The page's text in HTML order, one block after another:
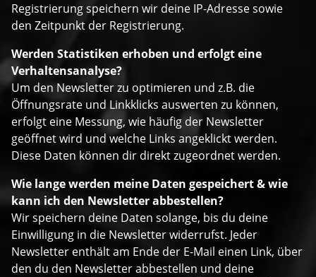
Registrierung speichern wir deine IP-Adresse sowie
den Zeitpunkt der Registrierung.
Werden Statistiken erhoben und erfolgt eine
Verhaltensanalyse?
Um den Newsletter zu optimieren und z.B. die
Öffnungsrate und Linkklicks auswerten zu können,
erfolgt eine Messung, wie häufig der Newsletter
geöffnet wird und welche Links angeklickt werden.
Diese Daten können dir direkt zugeordnet werden.
Wie lange werden meine Daten gespeichert & wie
kann ich den Newsletter abbestellen?
Wir speichern deine Daten solange, bis du deine
Einwilligung in die Newsletter widerrufst. Jeder
Newsletter enthält am Ende der E-Mail einen Link, über
den du den Newsletter abbestellen und deine